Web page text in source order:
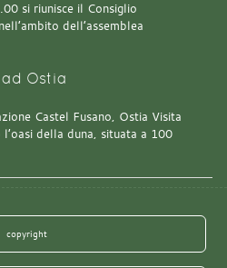
si riunisce il Consiglio
dell’assemblea
Ostia
Castel Fusano, Ostia Visita
della duna, situata a 100
copyright